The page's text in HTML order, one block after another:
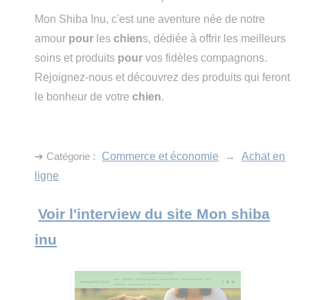
Mon Shiba Inu, c'est une aventure née de notre
amour pour leschiens, dédiée à offrir les meilleurs
soins et produits pour vos fidèles compagnons.
Rejoignez-nous et découvrez des produits qui feront
le bonheur de votrechien.
➔ Catégorie : Commerce et économie →
Achat en
ligne
Voir l'interview du site Mon shiba
inu